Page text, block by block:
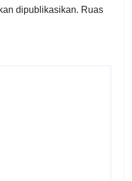
dipublikasikan. Ruas